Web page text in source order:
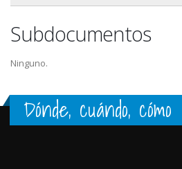
Subdocumentos
Ninguno.
Dónde, cuándo, cómo